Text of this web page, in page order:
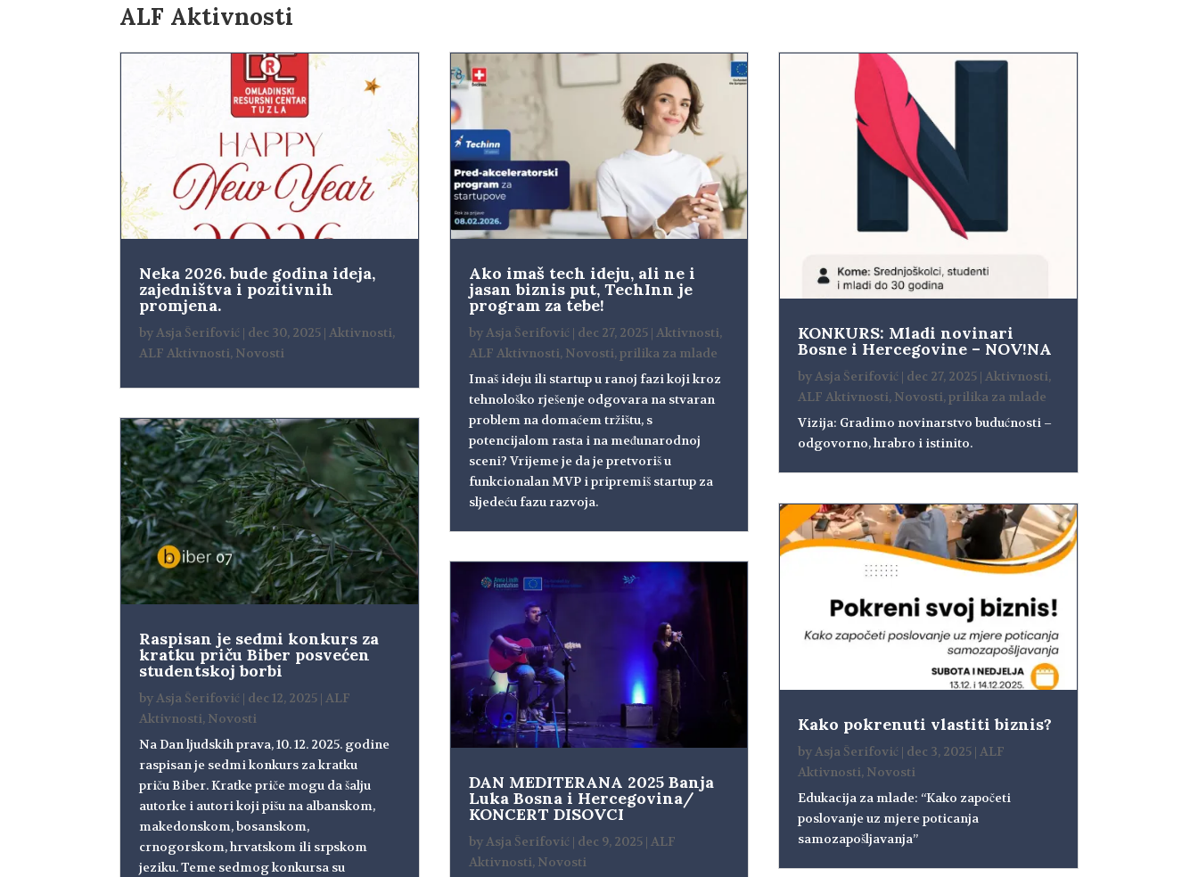
ALF Aktivnosti
Neka 2026. bude godina ideja,
zajedništva i pozitivnih
promjena.
byAsja Šerifović | dec 30, 2025 |Aktivnosti,
ALF Aktivnosti, Novosti
Raspisan je sedmi konkurs za
kratku priču Biber posvećen
studentskoj borbi
byAsja Šerifović | dec 12, 2025 |ALF
Aktivnosti, Novosti
Na Dan ljudskih prava, 10. 12. 2025. godine
raspisan je sedmi konkurs za kratku
priču Biber. Kratke priče mogu da šalju
autorke i autori koji pišu na albanskom,
makedonskom, bosanskom,
crnogorskom, hrvatskom ili srpskom
jeziku. Teme sedmog konkursa su
Ako imaš tech ideju, ali ne i
jasan biznis put, TechInn je
program za tebe!
byAsja Šerifović | dec 27, 2025| Aktivnosti,
ALF Aktivnosti, Novosti,prilika za mlade
Imaš ideju ili startup u ranoj fazi koji kroz
tehnološko rješenje odgovara na stvaran
problem na domaćem tržištu, s
potencijalom rasta i na međunarodnoj
sceni? Vrijeme je da je pretvoriš u
funkcionalan MVP i pripremiš startup za
sljedeću fazu razvoja.
DAN MEDITERANA 2025 Banja
Luka Bosna i Hercegovina/
KONCERT DISOVCI
byAsja Šerifović | dec 9, 2025| ALF
Aktivnosti, Novosti
KONKURS: Mladi novinari
Bosne i Hercegovine – NOV!NA
byAsja Šerifović | dec 27, 2025| Aktivnosti,
ALF Aktivnosti, Novosti,prilika za mlade
Vizija: Gradimo novinarstvo budućnosti –
odgovorno, hrabro i istinito.
Kako pokrenuti vlastiti biznis?
byAsja Šerifović | dec 3, 2025| ALF
Aktivnosti, Novosti
Edukacija za mlade: “Kako započeti
poslovanje uz mjere poticanja
samozapošljavanja”